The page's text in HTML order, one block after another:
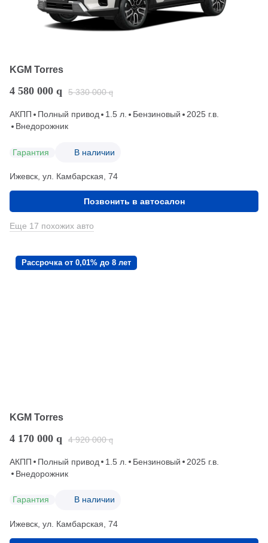
KGM Torres
4 580 000 q 5 330 000 q
АКПП Полный привод 1.5 л. Бензиновый
2025 г.в.
Внедорожник
Гарантия В наличии
Ижевск, ул. Камбарская, 74
Позвонить в автосалон
Еще 17 похожих авто
Рассрочка от 0,01% до 8 лет
KGM Torres
4 170 000 q 4 920 000 q
АКПП Полный привод 1.5 л. Бензиновый
2025 г.в.
Внедорожник
Гарантия В наличии
Ижевск, ул. Камбарская, 74